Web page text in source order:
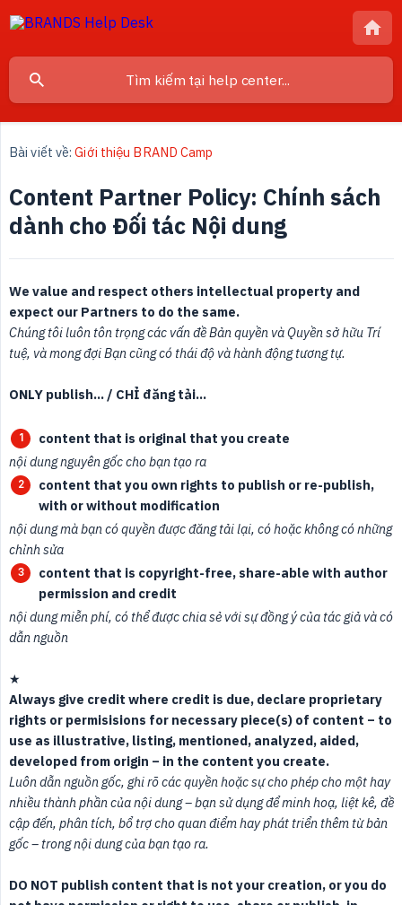
Bài viết về: Giới thiệu BRAND Camp
Content Partner Policy: Chính sách
dành cho Đối tác Nội dung
We value and respect others intellectual property and
expect our Partners to do the same.
Chúng tôi luôn tôn trọng các vấn đề Bản quyền và Quyền sở hữu Trí
tuệ, và mong đợi Bạn cũng có thái độ và hành động tương tự.
ONLY publish… / CHỈ đăng tải…
content that is original that you create
nội dung nguyên gốc cho bạn tạo ra
content that you own rights to publish or re-publish,
with or without modification
nội dung mà bạn có quyền được đăng tải lại, có hoặc không có những
chỉnh sửa
content that is copyright-free, share-able with author
permission and credit
nội dung miễn phí, có thể được chia sẻ với sự đồng ý của tác giả và có
dẫn nguồn
★
Always give credit where credit is due, declare proprietary
rights or permisisions for necessary piece(s) of content – to
use as illustrative, listing, mentioned, analyzed, aided,
developed from origin – in the content you create.
Luôn dẫn nguồn gốc, ghi rõ các quyền hoặc sự cho phép cho một hay
nhiều thành phần của nội dung – bạn sử dụng để minh hoạ, liệt kê, đề
cập đến, phân tích, bổ trợ cho quan điểm hay phát triển thêm từ bản
gốc – trong nội dung của bạn tạo ra.
DO NOT publish content that is not your creation, or you do